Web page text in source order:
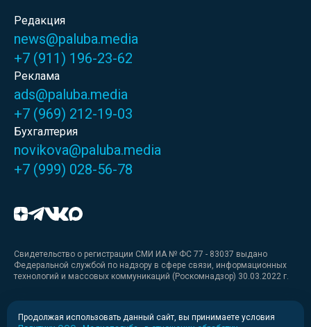
Редакция
news@paluba.media
+7 (911) 196-23-62
Реклама
ads@paluba.media
+7 (969) 212-19-03
Бухгалтерия
novikova@paluba.media
+7 (999) 028-56-78
Свидетельство о регистрации СМИ ИА № ФС 77 - 83037 выдано
Федеральной службой по надзору в сфере связи, информационных
технологий и массовых коммуникаций (Роскомнадзор) 30.03.2022 г.
Медиакит
Продолжая использовать данный сайт, вы принимаете условия